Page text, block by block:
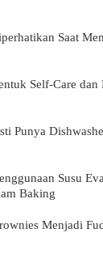
Saat
Self-Care dan
Punya
Susu
Baking
Menjadi